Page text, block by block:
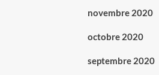
novembre 2020
octobre 2020
septembre 2020